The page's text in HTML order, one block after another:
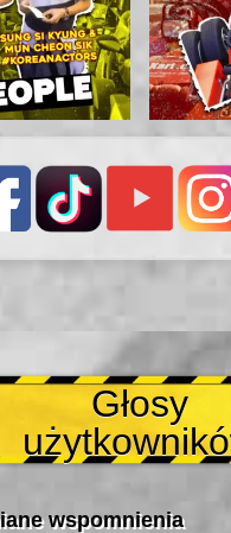
Głosy
wspomnienia